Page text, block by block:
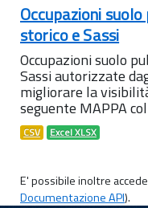
Occupazioni
storico e Sassi
Occupazioni suolo
Sassi autorizzate
migliorare la
seguente MAPPA
CSV Excel XLSX
E' possibile inoltre
Documentazione API).